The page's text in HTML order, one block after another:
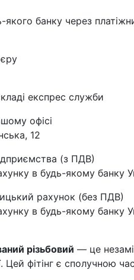
банку через
експрес служби
офісі
12
(з ПДВ)
в будь-якому банку
рахунок (без ПДВ)
в будь-якому банку
різьбовий — це
Цей фітінг є